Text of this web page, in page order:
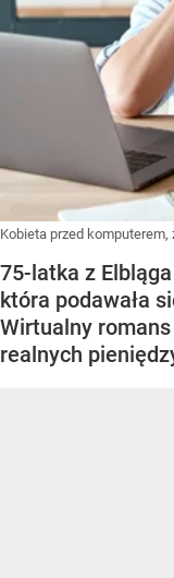
Kobieta przed
75-latka z
która podawała
Wirtualny
realnych